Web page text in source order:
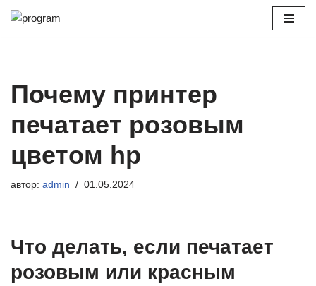
Почему принтер
печатает розовым
цветом hp
автор: admin 01.05.2024
Что делать, если печатает
розовым или красным